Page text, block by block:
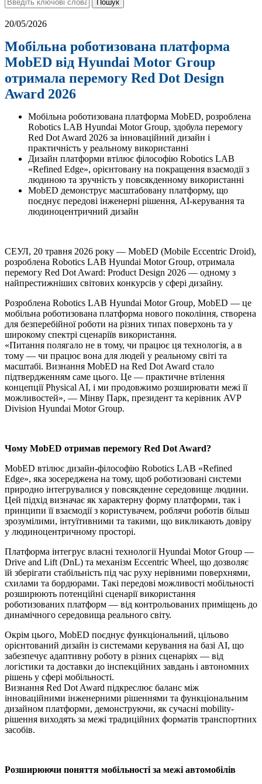
20/05/2026
Мобільна роботизована платформа
MobED від Hyundai Motor Group
отримала перемогу Red Dot Design
Award 2026
Мобільна роботизована платформа MobED, розроблена
Robotics LAB Hyundai Motor Group, здобула перемогу
Red Dot Award 2026 за інноваційний дизайн і
практичність у реальному використанні
Дизайн платформи втілює філософію Robotics LAB
«Refined Edge», орієнтовану на покращення взаємодії з
людиною та зручність у повсякденному використанні
MobED демонструє масштабовану платформу, що
поєднує передові інженерні рішення, AI-керування та
людиноцентричний дизайн
СЕУЛ, 20 травня 2026 року — MobED (Mobile Eccentric Droid),
розроблена Robotics LAB Hyundai Motor Group, отримала
перемогу Red Dot Award: Product Design 2026 — одному з
найпрестижніших світових конкурсів у сфері дизайну.
Розроблена Robotics LAB Hyundai Motor Group, MobED — це
мобільна роботизована платформа нового покоління, створена
для безперебійної роботи на різних типах поверхонь та у
широкому спектрі сценаріїв використання.
«Питання полягало не в тому, чи працює ця технологія, а в
тому — чи працює вона для людей у реальному світі та
масштабі. Визнання MobED на Red Dot Award стало
підтвердженням саме цього. Це — практичне втілення
концепції Physical AI, і ми продовжимо розширювати межі її
можливостей», — Мінву Парк, президент та керівник AVP
Division Hyundai Motor Group.
Чому MobED отримав перемогу Red Dot Award?
MobED втілює дизайн-філософію Robotics LAB «Refined
Edge», яка зосереджена на тому, щоб роботизовані системи
природно інтегрувалися у повсякденне середовище людини.
Цей підхід визначає як характерну форму платформи, так і
принципи її взаємодії з користувачем, роблячи роботів більш
зрозумілими, інтуїтивними та такими, що викликають довіру
у людиноцентричному просторі.
Платформа інтегрує власні технології Hyundai Motor Group —
Drive and Lift (DnL) та механізм Eccentric Wheel, що дозволяє
їй зберігати стабільність під час руху нерівними поверхнями,
схилами та бордюрами. Такі передові можливості мобільності
розширюють потенційні сценарії використання
роботизованих платформ — від контрольованих приміщень до
динамічного середовища реального світу.
Окрім цього, MobED поєднує функціональний, цільово
орієнтований дизайн із системами керування на базі AI, що
забезпечує адаптивну роботу в різних сценаріях — від
логістики та доставки до інспекційних завдань і автономних
рішень у сфері мобільності.
Визнання Red Dot Award підкреслює баланс між
інноваційними інженерними рішеннями та функціональним
дизайном платформи, демонструючи, як сучасні mobility-
рішення виходять за межі традиційних форматів транспортних
засобів.
Розширюючи поняття мобільності за межі автомобілів